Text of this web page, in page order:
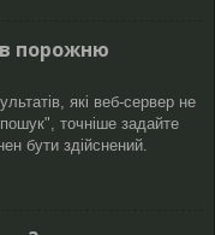
порожню
які веб-сервер не
точніше задайте
бути здійснений.